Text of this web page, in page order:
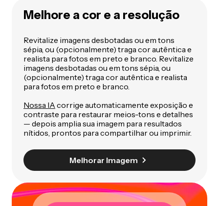
Melhore a cor e a resolução
Revitalize imagens desbotadas ou em tons
sépia, ou (opcionalmente) traga cor autêntica e
realista para fotos em preto e branco. Revitalize
imagens desbotadas ou em tons sépia, ou
(opcionalmente) traga cor autêntica e realista
para fotos em preto e branco.
Nossa IA corrige automaticamente exposição e
contraste para restaurar meios-tons e detalhes
— depois amplia sua imagem para resultados
nítidos, prontos para compartilhar ou imprimir.
Melhorar Imagem